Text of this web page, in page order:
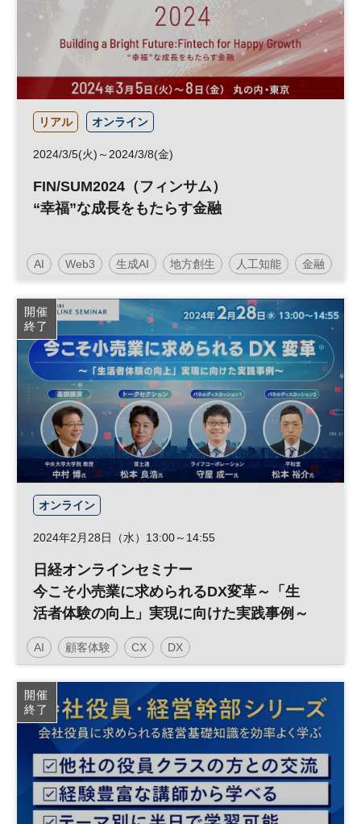
日経オンラインセミナー
リアル オンライン
2024/3/5(火)～2024/3/8(金)
FIN/SUM2024（フィンサム）
“幸福”な成長をもたらす金融
AI Web3 生成AI 地方創生 人工知能 金融
フィンテック ESG スタートアップ
キャッシュレス SUMシリーズ
開催
終了
オンライン
2024年2月28日（水）13:00～14:55
日経オンラインセミナー
今こそ小売業に求められるDX変革～「生
活者体験の向上」実現に向けた実践事例～
AI 顧客体験 CX DX
日経オンラインセミナー
開催
終了